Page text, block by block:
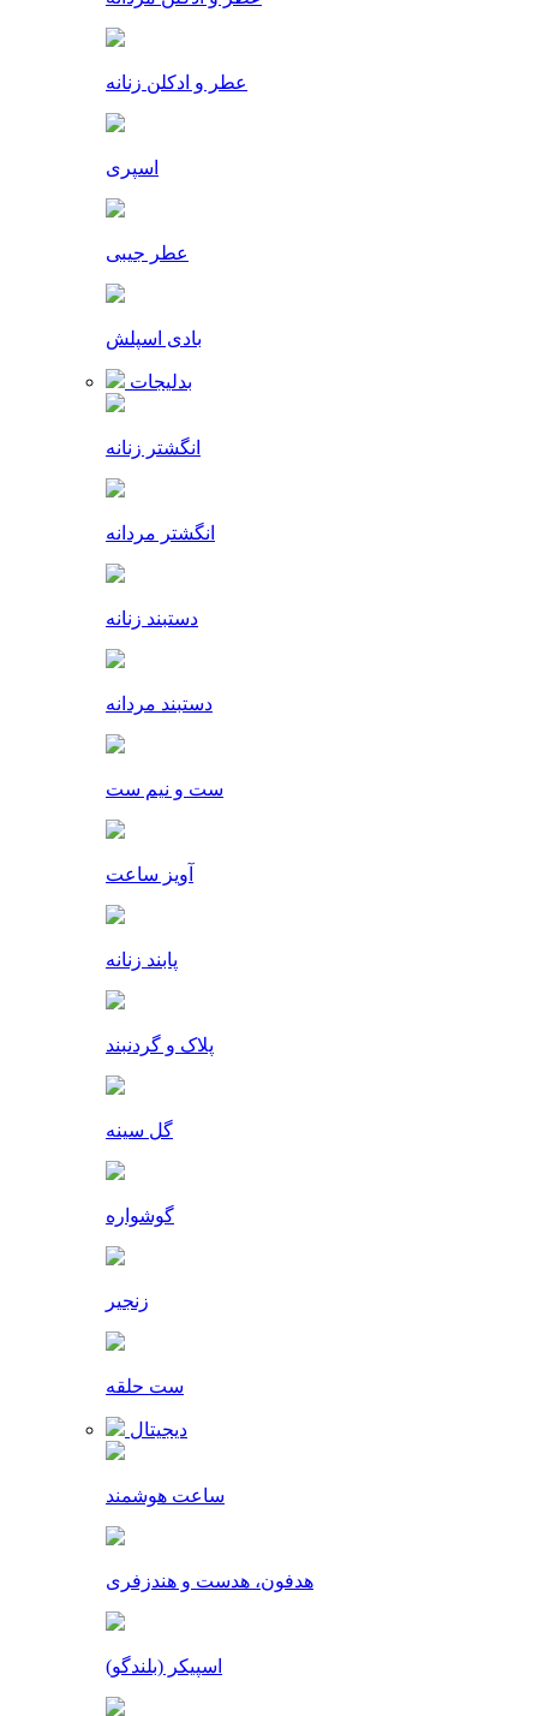
عطر و ادکلن زنانه
اسپری
عطر جیبی
بادی اسپلش
بدلیجات
انگشتر زنانه
انگشتر مردانه
دستبند زنانه
دستبند مردانه
ست و نیم ست
آویز ساعت
پابند زنانه
پلاک و گردنبند
گل سینه
گوشواره
زنجیر
ست حلقه
دیجیتال
ساعت هوشمند
هدفون، هدست و هندزفری
اسپیکر (بلندگو)